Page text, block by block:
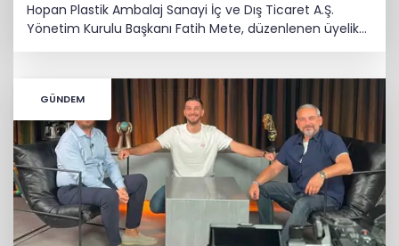
Hopan Plastik Ambalaj Sanayi İç ve Dış Ticaret A.Ş.
Yönetim Kurulu Başkanı Fatih Mete, düzenlenen üyelik
beratı takdimiyle Pagev üyeleri arasına katıldı.
GÜNDEM